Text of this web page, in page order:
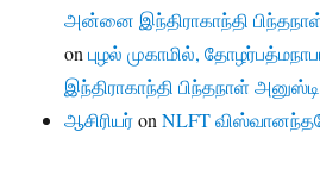
அன்னை இந்திராகாந்தி
onபுழல் முகாமில்,
இந்திராகாந்தி பிந்தநாள்
ஆசிரியர்onNLFT